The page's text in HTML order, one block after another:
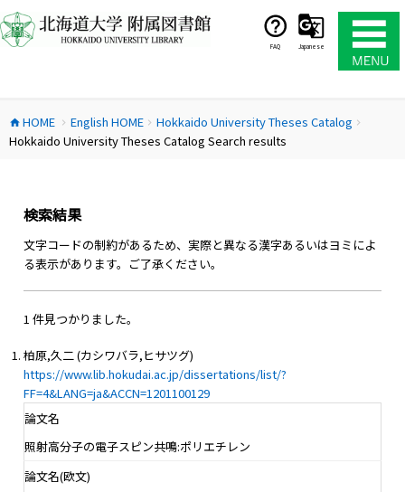
ン
テ
ス
キ
FAQ Japanese
home HOME chevron_right English HOMEchevron_right Hokkaido University Theses Catalog chevron_right
Hokkaido University Theses Catalog Search results
検索結果
文字コードの制約があるため、実際と異なる漢字あるいはヨミによ
る表示があります。ご了承ください。
1 件見つかりました。
柏原,久二 (カシワバラ,ヒサツグ)
https://www.lib.hokudai.ac.jp/dissertations/list/?
FF=4&LANG=ja&ACCN=1201100129
論文名
照射高分子の電子スピン共鳴:ポリエチレン
論文名(欧文)